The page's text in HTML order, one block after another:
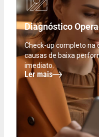
Diagnóstico
Check-up completo na
causas de baixa
imediato.
Ler mais